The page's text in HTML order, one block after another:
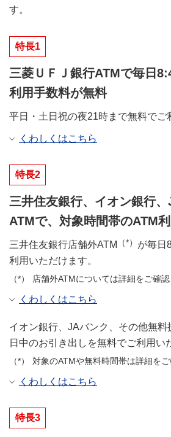
す。
特長1
三菱ＵＦＪ銀行ATMで毎日
利用手数料が無料
平日・土日祝の夜21時まで無料でご
くわしくはこちら
特長2
三井住友銀行、イオン銀行
ATMで、対象時間帯のATM
三井住友銀行店舗外ATM （*） が毎日
利用いただけます。
店舗外ATMについては詳細をご確認
くわしくはこちら
イオン銀行、JAバンク、その他無料
日中のお引き出しを無料でご利用い
対象のATMや無料時間帯は詳細をご
くわしくはこちら
特長3